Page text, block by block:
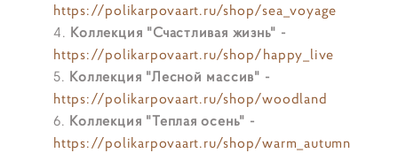
https://polikarpovaart.ru/shop/sea_voyage
Коллекция "Счастливая жизнь" -
https://polikarpovaart.ru/shop/happy_live
Коллекция "Лесной массив" -
https://polikarpovaart.ru/shop/woodland
Коллекция "Теплая осень" -
https://polikarpovaart.ru/shop/warm_autumn